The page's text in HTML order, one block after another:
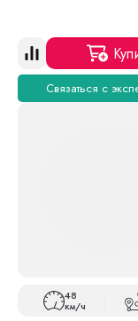
Связаться с
48
км/ч